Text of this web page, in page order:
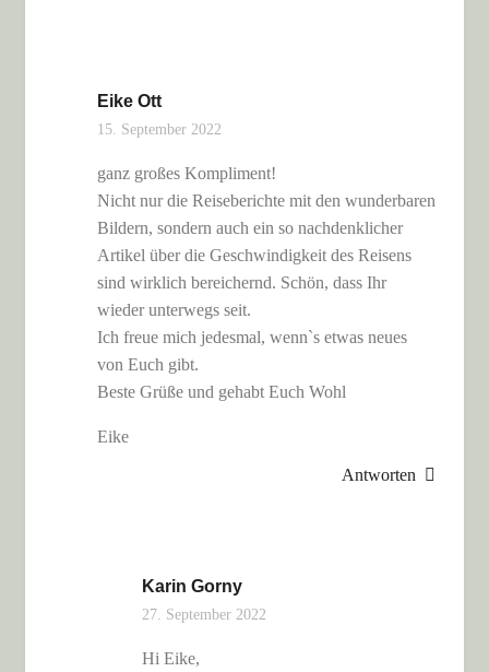
Eike Ott
15. September 2022
ganz großes Kompliment!
Nicht nur die Reiseberichte mit den wunderbaren
Bildern, sondern auch ein so nachdenklicher
Artikel über die Geschwindigkeit des Reisens
sind wirklich bereichernd. Schön, dass Ihr
wieder unterwegs seit.
Ich freue mich jedesmal, wenn`s etwas neues
von Euch gibt.
Beste Grüße und gehabt Euch Wohl
Eike
Antworten
Karin Gorny
27. September 2022
Hi Eike,